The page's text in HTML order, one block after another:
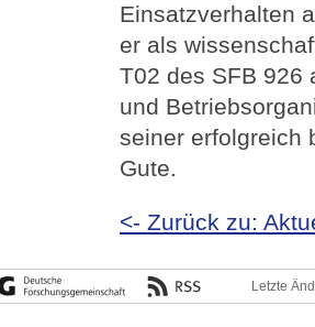
Einsatzverhalten
er als
T02 des SFB 926
und
seiner erfolgreich
Gute.
<- Zurück zu:
Letzte